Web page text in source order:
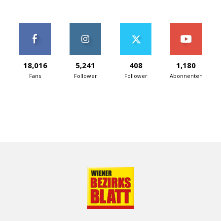
18,016
Fans
5,241
Follower
408
Follower
1,180
Abonnenten